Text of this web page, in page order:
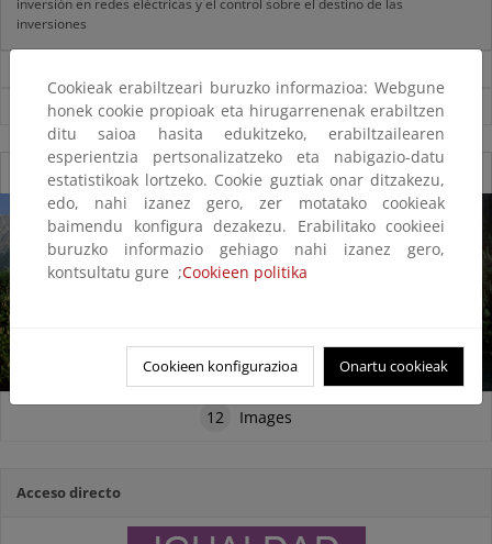
inversión en redes eléctricas y el control sobre el destino de las
inversiones
Ver todas las noticias
Galería fotográfica de Parques Nacionales
12 Images
Acceso directo
Cookieak erabiltzeari buruzko informazioa: Webgune
honek cookie propioak eta hirugarrenenak erabiltzen
ditu saioa hasita edukitzeko, erabiltzailearen
esperientzia pertsonalizatzeko eta nabigazio-datu
estatistikoak lortzeko. Cookie guztiak onar ditzakezu,
edo, nahi izanez gero, zer motatako cookieak
baimendu konfigura dezakezu. Erabilitako cookieei
buruzko informazio gehiago nahi izanez gero,
kontsultatu gure ;Cookieen politika
Cookieen konfigurazioa Onartu cookieak